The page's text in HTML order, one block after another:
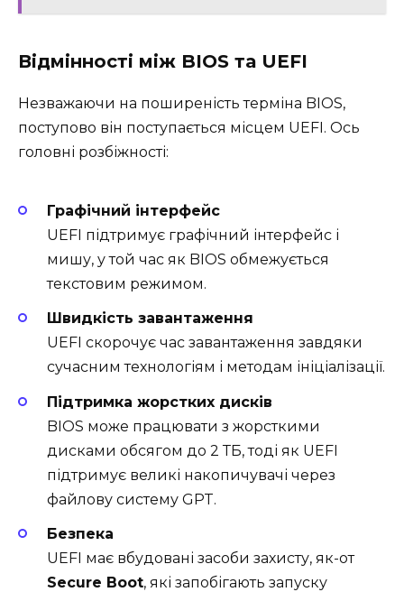
Відмінності між BIOS та UEFI
Незважаючи на поширеність терміна BIOS,
поступово він поступається місцем UEFI. Ось
головні розбіжності:
Графічний інтерфейс
UEFI підтримує графічний інтерфейс і
мишу, у той час як BIOS обмежується
текстовим режимом.
Швидкість завантаження
UEFI скорочує час завантаження завдяки
сучасним технологіям і методам ініціалізації.
Підтримка жорстких дисків
BIOS може працювати з жорсткими
дисками обсягом до 2 ТБ, тоді як UEFI
підтримує великі накопичувачі через
файлову систему GPT.
Безпека
UEFI має вбудовані засоби захисту, як-от
Secure Boot, які запобігають запуску